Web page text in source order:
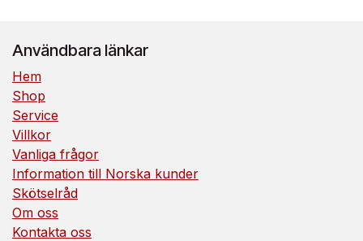
Användbara länkar
Hem
Shop
Service
Villkor
Vanliga frågor
Information till Norska kunder
Skötselråd
Om oss
Kontakta oss